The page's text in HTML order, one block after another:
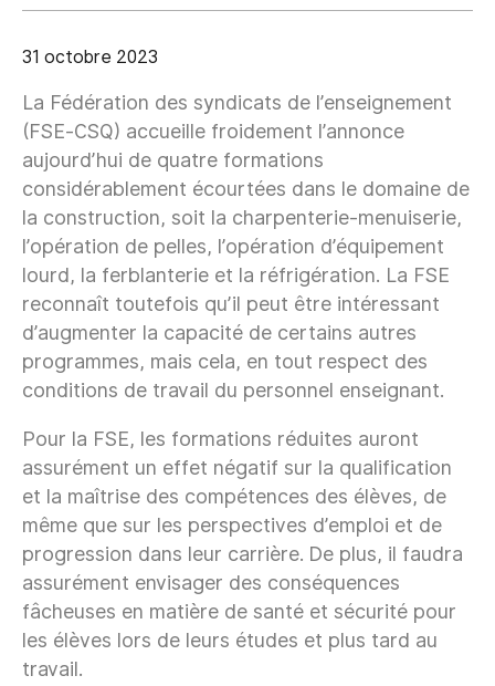
31 octobre 2023
La Fédération des syndicats de l’enseignement
(FSE‑CSQ) accueille froidement l’annonce
aujourd’hui de quatre formations
considérablement écourtées dans le domaine de
la construction, soit la charpenterie-menuiserie,
l’opération de pelles, l’opération d’équipement
lourd, la ferblanterie et la réfrigération. La FSE
reconnaît toutefois qu’il peut être intéressant
d’augmenter la capacité de certains autres
programmes, mais cela, en tout respect des
conditions de travail du personnel enseignant.
Pour la FSE, les formations réduites auront
assurément un effet négatif sur la qualification
et la maîtrise des compétences des élèves, de
même que sur les perspectives d’emploi et de
progression dans leur carrière. De plus, il faudra
assurément envisager des conséquences
fâcheuses en matière de santé et sécurité pour
les élèves lors de leurs études et plus tard au
travail.